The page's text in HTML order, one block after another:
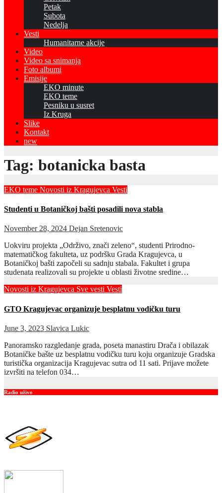
Petak
Subota
Nedelja
Vesti
Humanitarne akcije
Video
Video sa snimanja
Foto albumi
Emisije
EKO minute
EKO teme
Pesniku u susret
Iz Kruga
Slike
Kontakt
new
Tag: botanicka basta
EKO teme Novosti iz Kragujevca Vesti
Studenti u Botaničkoj bašti posadili nova stabla
November 28, 2024 Dejan Sretenovic
Uokviru projekta „Održivo, znači zeleno“, studenti Prirodno-
matematičkog fakulteta, uz podršku Grada Kragujevca, u
Botaničkoj bašti započeli su sadnju stabala. Fakultet i grupa
studenata realizovali su projekte u oblasti životne sredine…
Novosti iz Kragujevca Sve vesti Vesti
GTO Kragujevac organizuje besplatnu vodičku turu
June 3, 2023 Slavica Lukic
Panoramsko razgledanje grada, poseta manastiru Drača i obilazak
Botaničke bašte uz besplatnu vodičku turu koju organizuje Gradska
turistička organizacija Kragujevac sutra od 11 sati. Prijave možete
izvršiti na telefon 034…
Radio uživo